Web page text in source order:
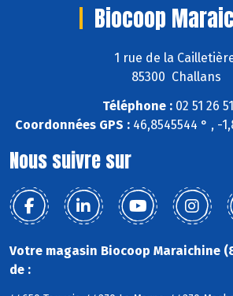
Biocoop
1 rue de la
85300 Challans
Téléphone :02 51 26
Coordonnées GPS : 46,8545544 ° , -
Nous suivre sur
Votre magasin Biocoop Maraichine
de :